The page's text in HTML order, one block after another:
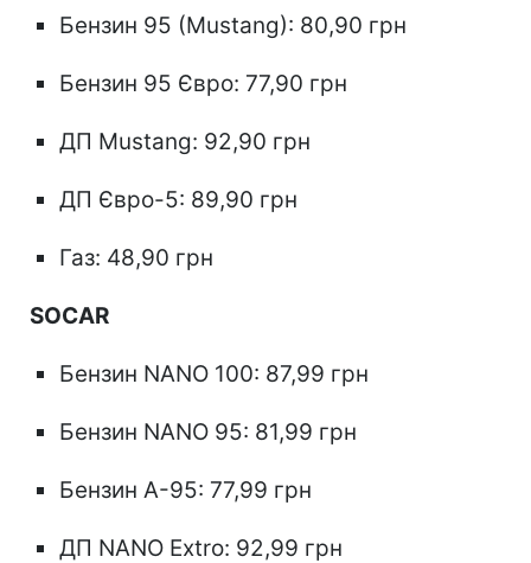
Бензин 95 (Mustang): 80,90 грн
Бензин 95 Євро: 77,90 грн
ДП Mustang: 92,90 грн
ДП Євро-5: 89,90 грн
Газ: 48,90 грн
SOCAR
Бензин NANO 100: 87,99 грн
Бензин NANO 95: 81,99 грн
Бензин А-95: 77,99 грн
ДП NANO Extro: 92,99 грн